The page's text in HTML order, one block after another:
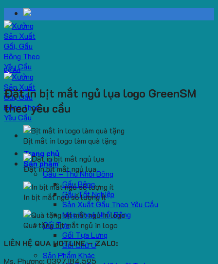
Skip
to
content
Trang chủ
Sản phẩm
Gấu – Thú Nhồi Bông
Gấu Bông
Gấu Tốt Nghiệp
Sản Xuất Gấu Theo Yêu Cầu
Móc Khoá Nhồi Bông
Gối Tựa
Gối Tựa Lưng
Gối Chữ U
Sản Phẩm Khác
Dự Án
Đặt in bịt mắt ngủ lụa logo GreenSM
theo yêu cầu
Bịt mắt in logo làm quà tặng
Đặt in bịt mắt ngủ lụa
In bịt mắt ngủ số lượng ít
Quà tặng bịt mắt ngủ in logo
LIÊN HỆ QUA HOTLINE – ZALO:
Ms. Phương: 0397.184.595